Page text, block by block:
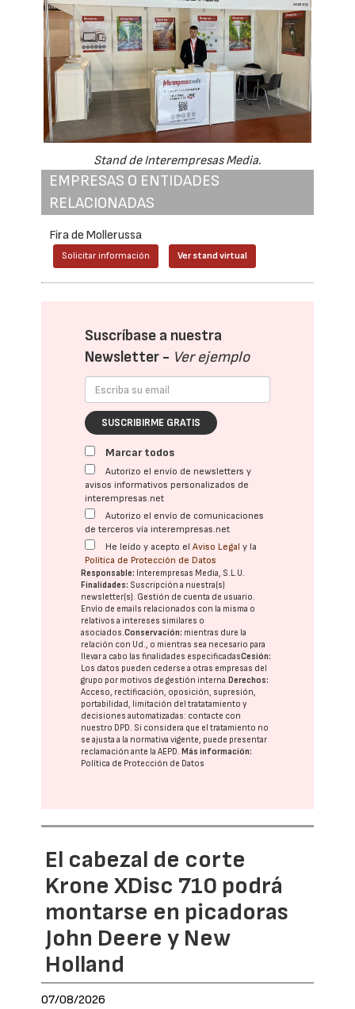
Stand de Interempresas Media.
EMPRESAS O ENTIDADES
RELACIONADAS
Fira de Mollerussa
Solicitar información Ver stand virtual
Suscríbase a nuestra
Newsletter - Ver ejemplo
SUSCRIBIRME GRATIS
Marcar todos
Autorizo el envío de newsletters y
avisos informativos personalizados de
interempresas.net
Autorizo el envío de comunicaciones
de terceros vía interempresas.net
He leído y acepto elAviso Legal y la
Política de Protección de Datos
Responsable: Interempresas Media, S.L.U.
Finalidades: Suscripción a nuestra(s)
newsletter(s). Gestión de cuenta de usuario.
Envío de emails relacionados con la misma o
relativos a intereses similares o
asociados.Conservación: mientras dure la
relación con Ud., o mientras sea necesario para
llevar a cabo las finalidades especificadasCesión:
Los datos pueden cederse a otras empresas del
grupo por motivos de gestión interna. Derechos:
Acceso, rectificación, oposición, supresión,
portabilidad, limitación del tratatamiento y
decisiones automatizadas: contacte con
nuestro DPD. Si considera que el tratamiento no
se ajusta a la normativa vigente, puede presentar
reclamación ante laAEPD. Más información:
Política de Protección de Datos
El cabezal de corte
Krone XDisc 710 podrá
montarse en picadoras
John Deere y New
Holland
07/08/2026